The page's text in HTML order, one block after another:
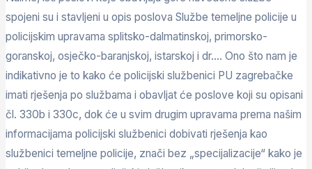
spojeni su i stavljeni u opis poslova Službe temeljne policije u
policijskim upravama splitsko-dalmatinskoj, primorsko-
goranskoj, osječko-baranjskoj, istarskoj i dr…. Ono što nam je
indikativno je to kako će policijski službenici PU zagrebačke
imati rješenja po službama i obavljat će poslove koji su opisani
čl. 330b i 330c, dok će u svim drugim upravama prema našim
informacijama policijski službenici dobivati rješenja kao
službenici temeljne policije, znači bez „specijalizacije“ kako je